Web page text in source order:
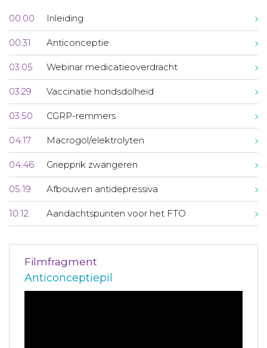
00:00 Inleiding
00:31 Anticonceptie
03:05 Webinar medicatieoverdracht
03:29 Vaccinatie hondsdolheid
03:50 CGRP-remmers
04:17 Macrogol/elektrolyten
04:46 Griepprik zwangeren
05:19 Afbouwen antidepressiva
10:12 Aandachtspunten voor het FTO
Filmfragment
Anticonceptiepil